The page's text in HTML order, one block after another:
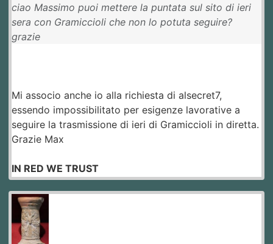
ciao Massimo puoi mettere la puntata sul sito di ieri
sera con Gramiccioli che non lo potuta seguire?
grazie
Mi associo anche io alla richiesta di alsecret7,
essendo impossibilitato per esigenze lavorative a
seguire la trasmissione di ieri di Gramiccioli in diretta.
Grazie Max
IN RED WE TRUST